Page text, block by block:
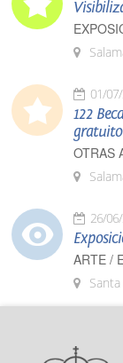
01/
122
gratuito
OTRAS
26/
ARTE /